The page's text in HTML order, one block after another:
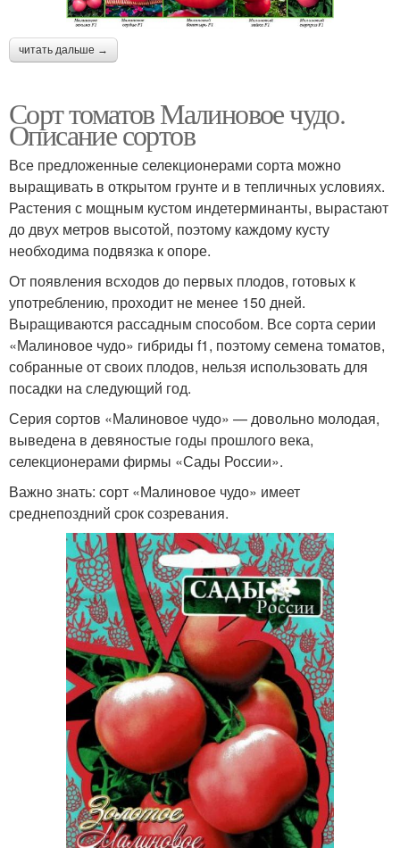
читать дальше →
Сорт томатов Малиновое чудо.
Описание сортов
Все предложенные селекционерами сорта можно
выращивать в открытом грунте и в тепличных условиях.
Растения с мощным кустом индетерминанты, вырастают
до двух метров высотой, поэтому каждому кусту
необходима подвязка к опоре.
От появления всходов до первых плодов, готовых к
употреблению, проходит не менее 150 дней.
Выращиваются рассадным способом. Все сорта серии
«Малиновое чудо» гибриды f1, поэтому семена томатов,
собранные от своих плодов, нельзя использовать для
посадки на следующий год.
Серия сортов «Малиновое чудо» — довольно молодая,
выведена в девяностые годы прошлого века,
селекционерами фирмы «Сады России».
Важно знать: сорт «Малиновое чудо» имеет
среднепоздний срок созревания.